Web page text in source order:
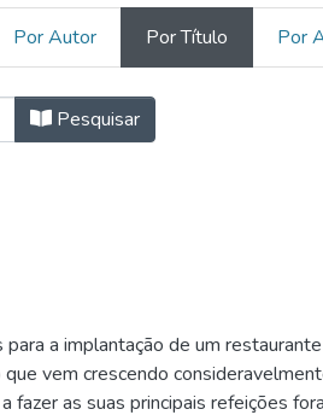
Por Autor Por Título Por
Pesquisar
a implantação de um
vem crescendo
fazer as suas principais refeições